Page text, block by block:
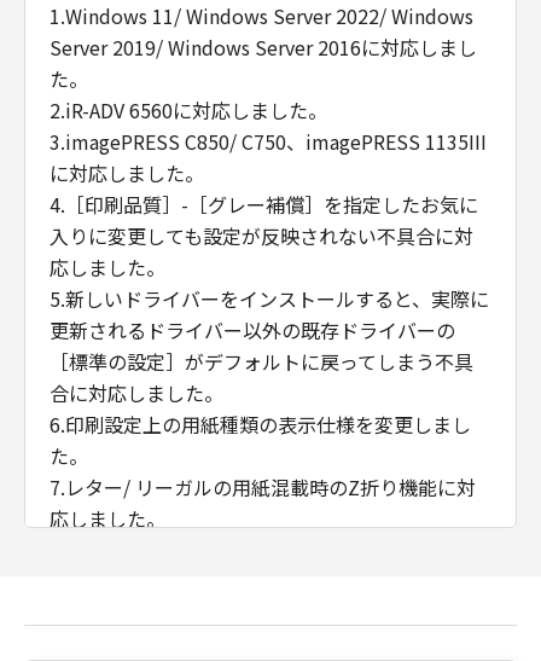
1.Windows 11/ Windows Server 2022/ Windows
Server 2019/ Windows Server 2016に対応しまし
た。
2.iR-ADV 6560に対応しました。
3.imagePRESS C850/ C750、imagePRESS 1135III
に対応しました。
4.［印刷品質］-［グレー補償］を指定したお気に
入りに変更しても設定が反映されない不具合に対
応しました。
5.新しいドライバーをインストールすると、実際に
更新されるドライバー以外の既存ドライバーの
［標準の設定］がデフォルトに戻ってしまう不具
合に対応しました。
6.印刷設定上の用紙種類の表示仕様を変更しまし
た。
7.レター/ リーガルの用紙混載時のZ折り機能に対
応しました。